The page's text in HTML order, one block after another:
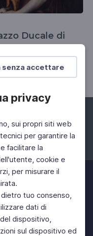
senza accettare
privacy
sui propri siti web
per garantire la
facilitare la
cookie e
per misurare il
tuo consenso,
dati di
dispositivo,
sul dispositivo ed
Ducale di
Twitter